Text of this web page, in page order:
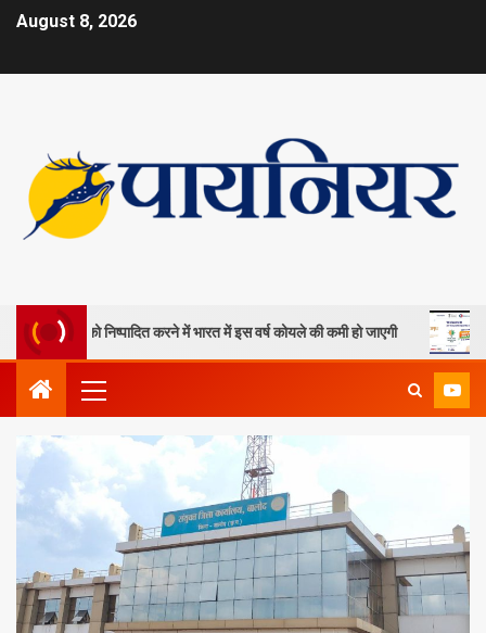
August 8, 2026
को निष्पादित करने में भारत में इस वर्ष कोयले की कमी हो जाएगी ओपी